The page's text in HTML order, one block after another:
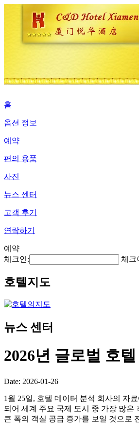
홈
옵션 정보
예약
편의 용품
사진
뉴스 센터
고객 후기
연락하기
예약
체크인:
체크
호텔지도
뉴스 센터
2026년 글로벌 호
Date: 2026-01-26
1월 25일, 호텔 데이터 분석 회사의 자
되어 세계 주요 국제 도시 중 가장 많은
큰 폭의 객실 공급 증가를 보일 것으로